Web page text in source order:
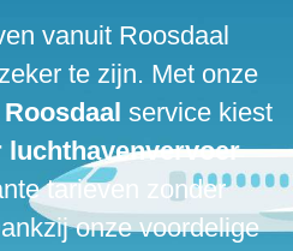
vanuit Roosdaal
te zijn. Met onze
service kiest
luchthavenvervoer
tarieven zonder
onze voordelige